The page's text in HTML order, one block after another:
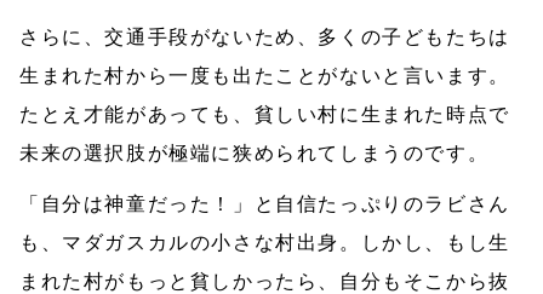
さらに、交通手段がないため、多くの子どもたちは
生まれた村から一度も出たことがないと言います。
たとえ才能があっても、貧しい村に生まれた時点で
未来の選択肢が極端に狭められてしまうのです。
「自分は神童だった！」と自信たっぷりのラビさん
も、マダガスカルの小さな村出身。しかし、もし生
まれた村がもっと貧しかったら、自分もそこから抜